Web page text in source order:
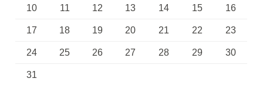
10 11 12 13 14 15 16
17 18 19 20 21 22 23
24 25 26 27 28 29 30
31